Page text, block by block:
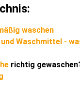
waschen
Waschmittel -
richtig